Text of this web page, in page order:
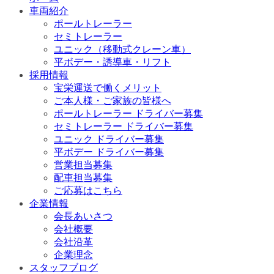
車両紹介
ポールトレーラー
セミトレーラー
ユニック（移動式クレーン車）
平ボデー・誘導車・リフト
採用情報
宝栄運送で働くメリット
ご本人様・ご家族の皆様へ
ポールトレーラー ドライバー募集
セミトレーラー ドライバー募集
ユニック ドライバー募集
平ボデー ドライバー募集
営業担当募集
配車担当募集
ご応募はこちら
企業情報
会長あいさつ
会社概要
会社沿革
企業理念
スタッフブログ